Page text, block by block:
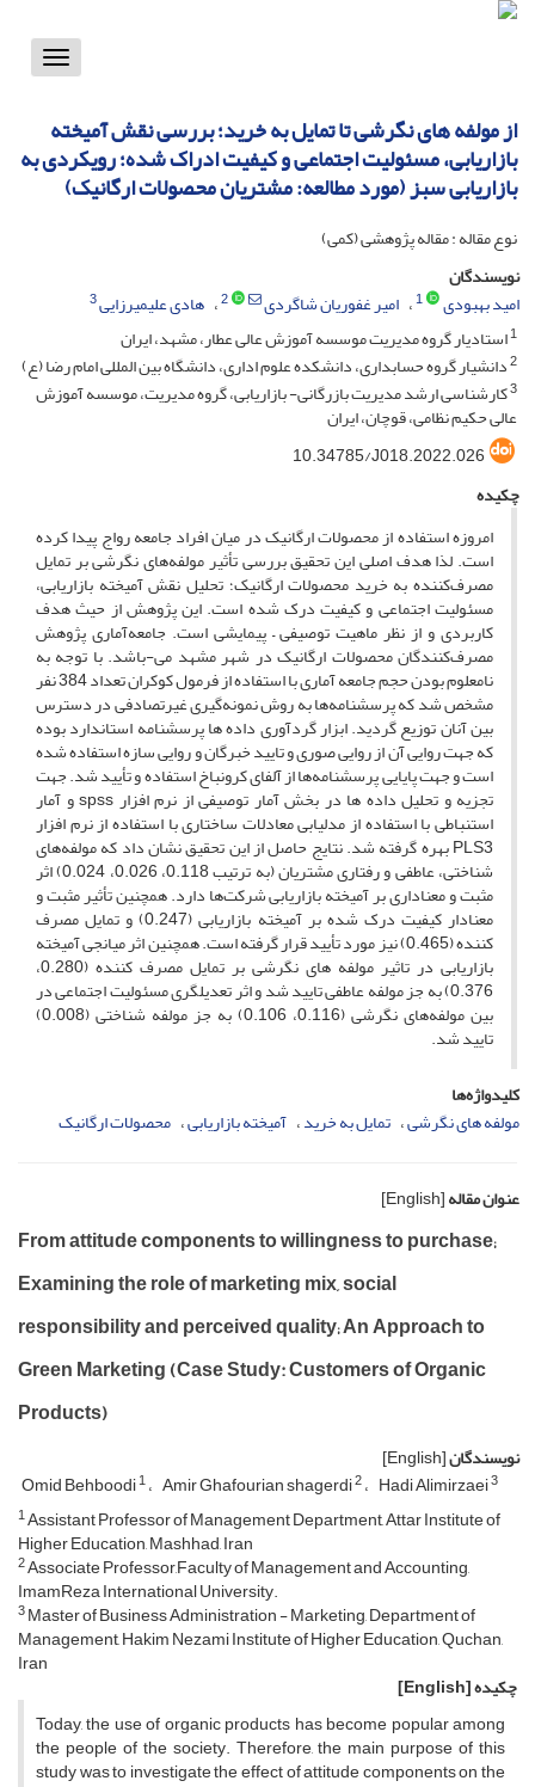
Toggle
از مولفه های نگرشی تا تمایل به خرید؛ بررسی نقش آمیخته
بازاریابی، مسئولیت اجتماعی و کیفیت ادراک شده؛ رویکردی به
بازاریابی سبز (مورد مطالعه: مشتریان محصولات ارگانیک)
نوع مقاله : مقاله پژوهشی (کمی)
نویسندگان
امید بهبودی
1 امیر غفوریان شاگردی 2 هادی علیمیرزایی3
1استادیار گروه مدیریت موسسه آموزش عالی عطار، مشهد، ایران
2دانشیار گروه حسابداری، دانشکده علوم اداری، دانشگاه بین المللی امام رضا (ع)
3کارشناسی ارشد مدیریت بازرگانی- بازاریابی، گروه مدیریت، موسسه آموزش
عالی حکیم نظامی، قوچان، ایران
10.34785/J018.2022.026
چکیده
امروزه استفاده از محصولات ارگانیک در میان افراد جامعه رواج پیدا کرده
است. لذا هدف اصلی این تحقیق بررسی تأثیر مولفه‌های نگرشی بر تمایل
مصرف‌کننده به خرید محصولات ارگانیک؛ تحلیل نقش آمیخته بازاریابی،
مسئولیت اجتماعی و کیفیت درک شده است. این پژوهش از حیث هدف
کاربردی و از نظر ماهیت توصیفی – پیمایشی است. جامعه‌آماری پژوهش
مصرف‌کنندگان محصولات ارگانیک در شهر مشهد می-باشد. با توجه به
نامعلوم بودن حجم جامعه آماری با استفاده از فرمول کوکران تعداد 384 نفر
مشخص شد که پرسشنامه‌ها به روش نمونه‌گیری غیرتصادفی در دسترس
بین آنان توزیع گردید. ابزار گردآوری داده ها پرسشنامه استاندارد بوده
که جهت روایی آن از روایی صوری و تایید خبرگان و روایی سازه استفاده شده
است و جهت پایایی پرسشنامه‌ها از آلفای کرونباخ استفاده و تأیید شد. جهت
تجزیه و تحلیل داده ها در بخش آمار توصیفی از نرم افزار spss و آمار
استنباطی با استفاده از مدلیابی معادلات ساختاری با استفاده از نرم افزار
PLS3 بهره گرفته شد. نتایج حاصل از این تحقیق نشان داد که مولفه‌های
شناختی، عاطفی و رفتاری مشتریان (به ترتیب 0.118، 0.026، 0.024) اثر
مثبت و معناداری بر آمیخته بازاریابی شرکت‌ها دارد. همچنین تأثیر مثبت و
معنادار کیفیت درک شده بر آمیخته بازاریابی (0.247) و تمایل مصرف
کننده (0.465) نیز مورد تأیید قرار گرفته است. همچنین اثر میانجی آمیخته
بازاریابی در تاثیر مولفه های نگرشی بر تمایل مصرف کننده (0.280،
0.376) به جز مولفه عاطفی تایید شد و اثر تعدیلگری مسئولیت اجتماعی در
بین مولفه‌های نگرشی (0.116، 0.106) به جز مولفه شناختی (0.008)
تایید شد.
کلیدواژه‌ها
مولفه های نگرشی تمایل به خرید آمیخته بازاریابی محصولات ارگانیک
عنوان مقاله[English]
From attitude components to willingness to purchase;
Examining the role of marketing mix, social
responsibility and perceived quality; An Approach to
Green Marketing (Case Study: Customers of Organic
Products)
نویسندگان[English]
Omid Behboodi1 Amir Ghafourian shagerdi2 Hadi Alimirzaei3
1Assistant Professor of Management Department, Attar Institute of
Higher Education, Mashhad, Iran
2Associate Professor,Faculty of Management and Accounting,
ImamReza International University.
3Master of Business Administration - Marketing, Department of
Management, Hakim Nezami Institute of Higher Education, Quchan,
Iran
چکیده[English]
Today, the use of organic products has become popular among
the people of the society. Therefore, the main purpose of this
study was to investigate the effect of attitude components on the